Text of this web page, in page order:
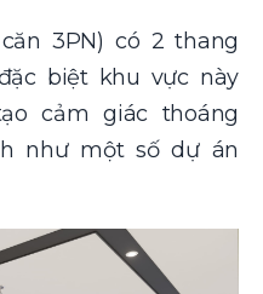
3PN) có 2 thang
biệt khu vực này
cảm giác thoáng
như một số dự án